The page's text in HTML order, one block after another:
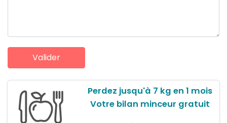
Perdez jusqu'à 7 kg en 1 mois
Votre bilan minceur gratuit